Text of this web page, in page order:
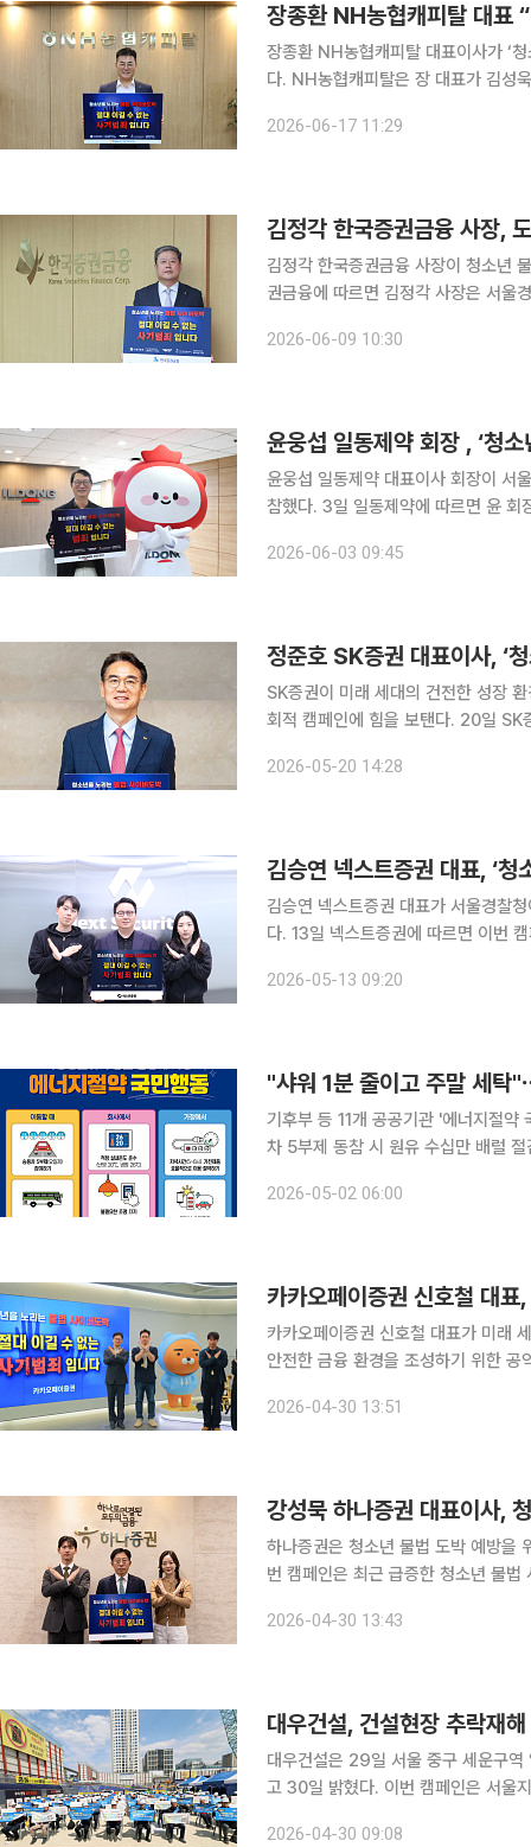
장종환 NH농협캐피탈 대표
장종환 NH농협캐피탈 대표이사가 ‘
다. NH농협캐피탈은 장 대표가 김성욱 iM캐피탈 대표이사의 지목을 받아 캠페인에 참여했다고 17
2026-06-17 11:29
김정각 한국증권금융 사장,
김정각 한국증권금융 사장이 청소년 불법
권금융에 따르면 김정각 사장은 서울
사다. 이에 따라 금융투자업계의 주요
2026-06-09 10:30
윤웅섭 일동제약 회장 , ‘청
윤웅섭 일동제약 대표이사 회장이 서
참했다. 3일 일동제약에 따르면 윤 회장은 사람들의 건강과 행복한 삶에 기여한다는 기업 이념에 따
2026-06-03 09:45
정준호 SK증권 대표이사, ‘
SK증권이 미래 세대의 건전한 성장
회적 캠페인에 힘을 보탠다. 20일 SK증권은 정준호 대표이사가 '청소년 불법도박 근절 캠페인 챌린
예방의 중요성을 확산하기 위해 서울
2026-05-20 14:28
김승연 넥스트증권 대표, ‘청
김승연 넥스트증권 대표가 서울경찰
다. 13일 넥스트증권에 따르면 이번 캠페인은 청소년을 대상으로 한 불법 사이버도박 문제의 심각성
버도박, 절대 이길 수 없는 사기범죄
2026-05-13 09:20
"샤워 1분 줄이고 주말 세탁
기후부 등 11개 공공기관 '에너지절약
차 5부제 동참 시 원유 수십만 배럴
속 작은 실천이 상당한 국가적 에너지
2026-05-02 06:00
카카오페이증권 신호철 대
카카오페이증권 신호철 대표가 미래
안전한 금융 환경을 조성하기 위한 공익 캠페인에 나섰다. 30
2026-04-30 13:51
강성묵 하나증권 대표이사,
하나증권은 청소년 불법 도박 예방을 위한 릴레이
번 캠페인은 최근 급증한 청소년 불
공유하고 있다. 캠페인은 다
2026-04-30 13:43
대우건설, 건설현장 추락재
대우건설은 29일 서울 중구 세운구역
고 30일 밝혔다. 이번 캠페인은 서울지방고용노동청이 주관한 추락재해 예방 릴레이 캠페인의 일환
2026-04-30 09:08